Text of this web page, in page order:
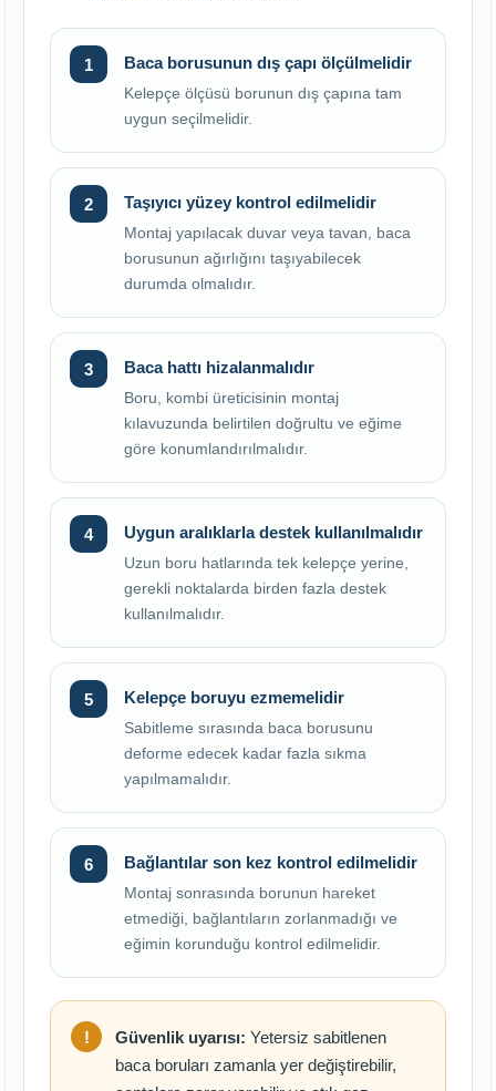
Baca borusunun dış çapı ölçülmelidir
Kelepçe ölçüsü borunun dış çapına tam
uygun seçilmelidir.
Taşıyıcı yüzey kontrol edilmelidir
Montaj yapılacak duvar veya tavan, baca
borusunun ağırlığını taşıyabilecek
durumda olmalıdır.
Baca hattı hizalanmalıdır
Boru, kombi üreticisinin montaj
kılavuzunda belirtilen doğrultu ve eğime
göre konumlandırılmalıdır.
Uygun aralıklarla destek kullanılmalıdır
Uzun boru hatlarında tek kelepçe yerine,
gerekli noktalarda birden fazla destek
kullanılmalıdır.
Kelepçe boruyu ezmemelidir
Sabitleme sırasında baca borusunu
deforme edecek kadar fazla sıkma
yapılmamalıdır.
Bağlantılar son kez kontrol edilmelidir
Montaj sonrasında borunun hareket
etmediği, bağlantıların zorlanmadığı ve
eğimin korunduğu kontrol edilmelidir.
Güvenlik uyarısı: Yetersiz sabitlenen
baca boruları zamanla yer değiştirebilir,